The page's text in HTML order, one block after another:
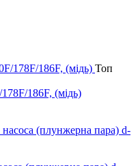
Топ
186F, (мідь)